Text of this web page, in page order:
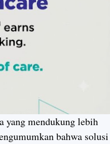
yang mendukung lebih
bahwa solusi